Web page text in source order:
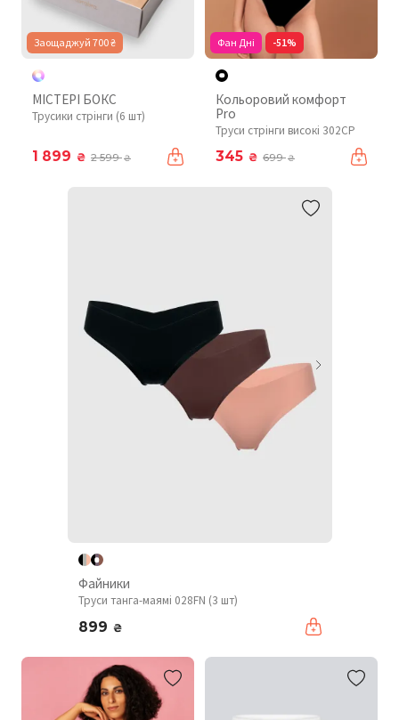
Заощаджуй 700 ₴
МІСТЕРІ БОКС
Трусики стрінги (6 шт)
1 899 ₴ 2 599₴
Фан Дні -51%
Кольоровий комфорт
Pro
Труси стрінги високі 302CP
345 ₴ 699₴
Файники
Труси танга-маямі 028FN (3 шт)
899 ₴